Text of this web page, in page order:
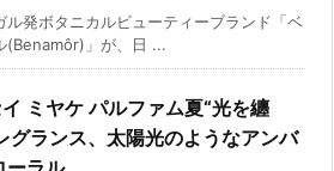
ル発ボタニカルビューティーブランド「ベ
(Benamôr)」が、日 ...
ミヤケ パルファム夏“光を纏
グランス、太陽光のようなアンバ